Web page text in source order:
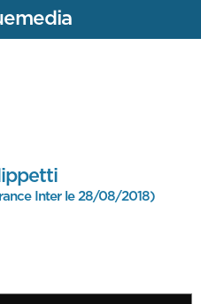
Inter le 28/08/2018)